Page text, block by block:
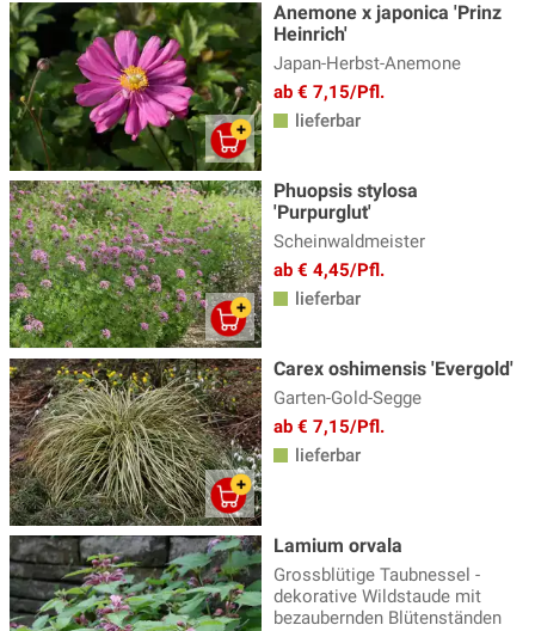
Anemone x japonica 'Prinz
Heinrich'
Japan-Herbst-Anemone
ab € 7,15/Pfl.
lieferbar
Phuopsis stylosa
'Purpurglut'
Scheinwaldmeister
ab € 4,45/Pfl.
lieferbar
Carex oshimensis 'Evergold'
Garten-Gold-Segge
ab € 7,15/Pfl.
lieferbar
Lamium orvala
Grossblütige Taubnessel -
dekorative Wildstaude mit
bezaubernden Blütenständen